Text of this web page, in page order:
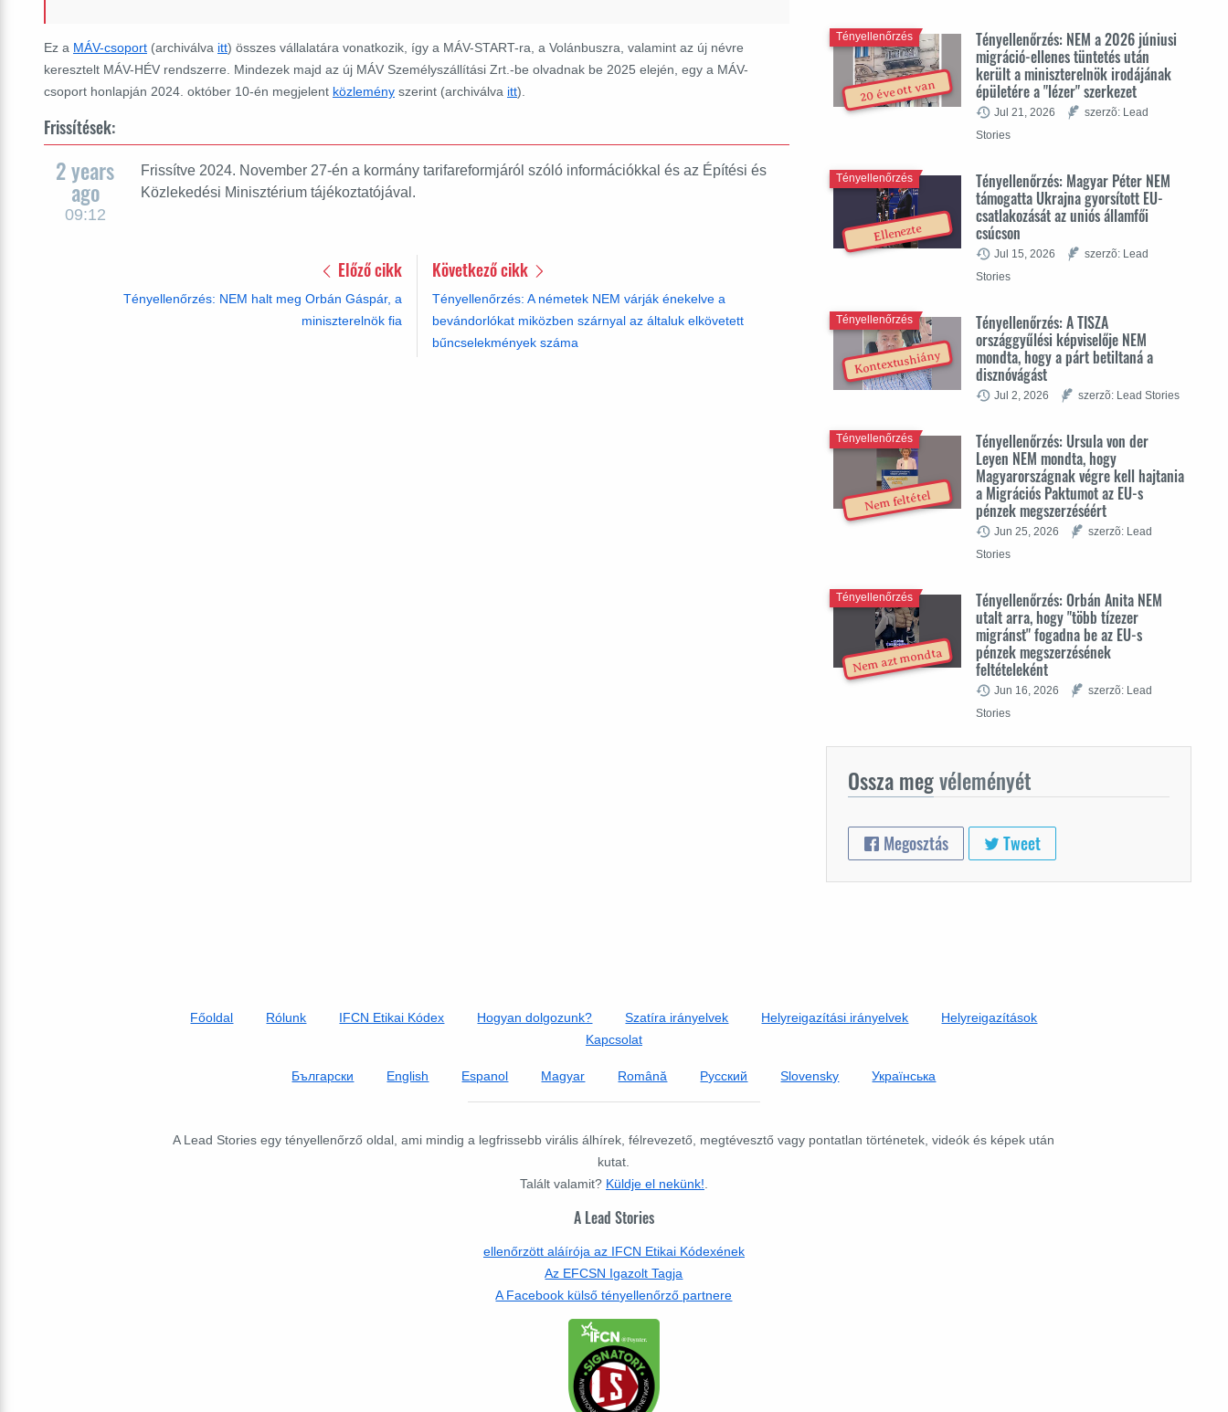
Ez a MÁV-csoport (archiválva itt) összes vállalatára vonatkozik, így a MÁV-START-ra, a Volánbuszra, valamint az új névre
keresztelt MÁV-HÉV rendszerre. Mindezek majd az új MÁV Személyszállítási Zrt.-be olvadnak be 2025 elején, egy a MÁV-
csoport honlapján 2024. október 10-én megjelent közlemény szerint (archiválva itt).
Frissítések:
2 years
ago
09:12
Frissítve 2024. November 27-én a kormány tarifareformjáról szóló információkkal és az Építési és
Közlekedési Minisztérium tájékoztatójával.
Előző cikk
Tényellenőrzés: NEM halt meg Orbán Gáspár, a
miniszterelnök fia
Következő cikk
Tényellenőrzés: A németek NEM várják énekelve a
bevándorlókat miközben szárnyal az általuk elkövetett
bűncselekmények száma
20 éve ott van
Tényellenőrzés: NEM a 2026 júniusi
migráció-ellenes tüntetés után
került a miniszterelnök irodájának
épületére a "lézer" szerkezet
Tényellenőrzés
Jul 21, 2026
szerzõ: Lead
Stories
Ellenezte
Tényellenőrzés: Magyar Péter NEM
támogatta Ukrajna gyorsított EU-
csatlakozását az uniós államfői
csúcson
Tényellenőrzés
Jul 15, 2026
szerzõ: Lead
Stories
Kontextushiány
Tényellenőrzés: A TISZA
országgyűlési képviselője NEM
mondta, hogy a párt betiltaná a
disznóvágást
Tényellenőrzés
Jul 2, 2026 szerzõ: Lead Stories
Nem feltétel
Tényellenőrzés: Ursula von der
Leyen NEM mondta, hogy
Magyarországnak végre kell hajtania
a Migrációs Paktumot az EU-s
pénzek megszerzéséért
Tényellenőrzés
Jun 25, 2026
szerzõ: Lead
Stories
Nem azt mondta
Tényellenőrzés: Orbán Anita NEM
utalt arra, hogy "több tízezer
migránst" fogadna be az EU-s
pénzek megszerzésének
feltételeként
Tényellenőrzés
Jun 16, 2026
szerzõ: Lead
Stories
Ossza megvéleményét
Megosztás Tweet
Főoldal Rólunk IFCN Etikai Kódex Hogyan dolgozunk? Szatíra irányelvek Helyreigazítási irányelvek
Helyreigazítások
Kapcsolat
Български English Espanol Magyar Română Русский Slovensky Українська
A Lead Stories egy tényellenőrző oldal, ami mindig a legfrissebb virális álhírek, félrevezető, megtévesztő vagy pontatlan történetek, videók és képek után
kutat.
Talált valamit? Küldje el nekünk!
A Lead Stories
ellenőrzött aláírója az IFCN Etikai Kódexének
Az EFCSN Igazolt Tagja
A Facebook külső tényellenőrző partnere